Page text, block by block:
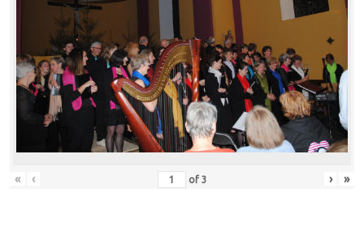
« ‹ of 3 › »